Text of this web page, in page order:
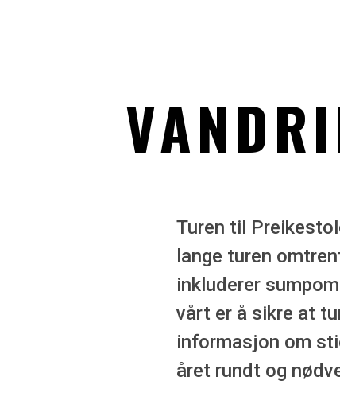
Turen til
lange turen
inkluderer
vårt er å sikre at
informasjon om
året rundt og